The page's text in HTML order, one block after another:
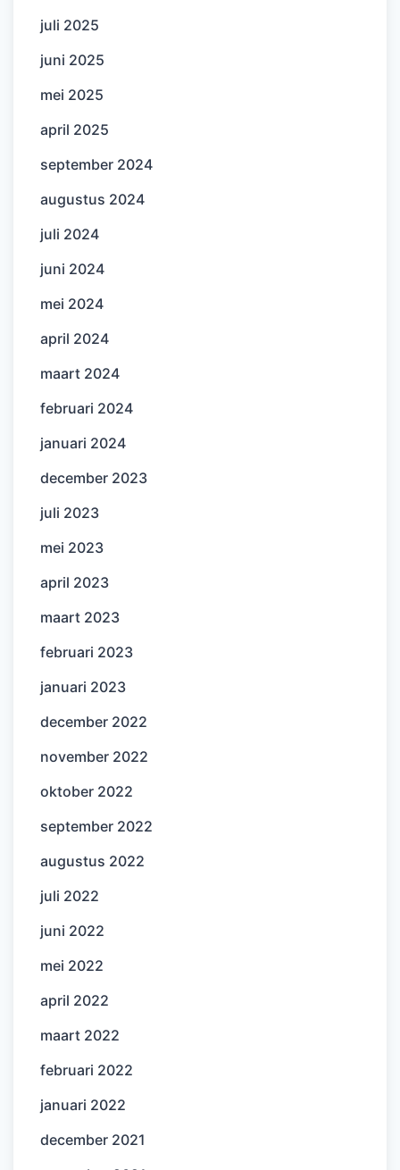
juli 2025
juni 2025
mei 2025
april 2025
september 2024
augustus 2024
juli 2024
juni 2024
mei 2024
april 2024
maart 2024
februari 2024
januari 2024
december 2023
juli 2023
mei 2023
april 2023
maart 2023
februari 2023
januari 2023
december 2022
november 2022
oktober 2022
september 2022
augustus 2022
juli 2022
juni 2022
mei 2022
april 2022
maart 2022
februari 2022
januari 2022
december 2021